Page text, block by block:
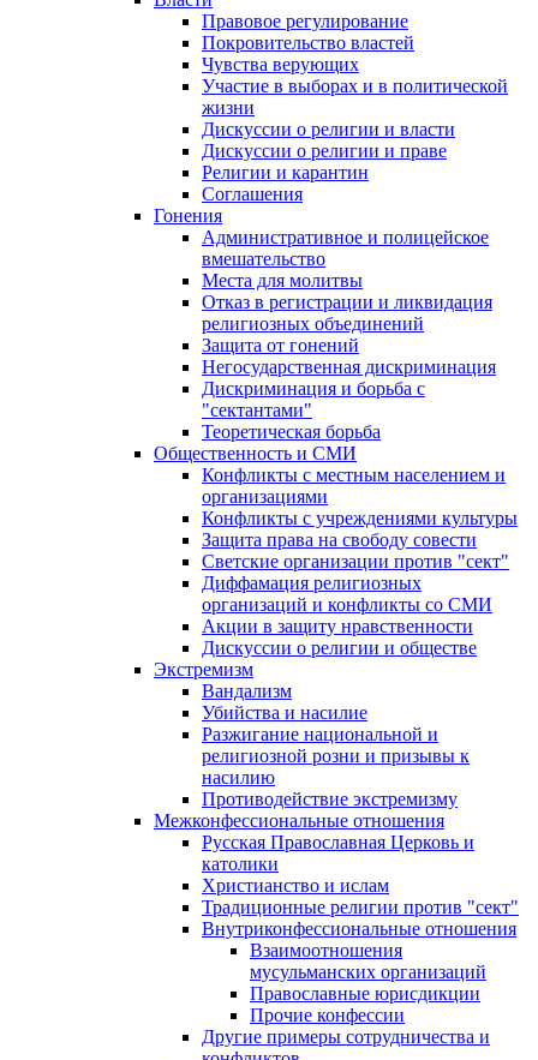
Правовое регулирование
Покровительство властей
Чувства верующих
Участие в выборах и в политической
жизни
Дискуссии о религии и власти
Дискуссии о религии и праве
Религии и карантин
Соглашения
Гонения
Административное и полицейское
вмешательство
Места для молитвы
Отказ в регистрации и ликвидация
религиозных объединений
Защита от гонений
Негосударственная дискриминация
Дискриминация и борьба с
"сектантами"
Теоретическая борьба
Общественность и СМИ
Конфликты с местным населением и
организациями
Конфликты с учреждениями культуры
Защита права на свободу совести
Светские организации против "сект"
Диффамация религиозных
организаций и конфликты со СМИ
Акции в защиту нравственности
Дискуссии о религии и обществе
Экстремизм
Вандализм
Убийства и насилие
Разжигание национальной и
религиозной розни и призывы к
насилию
Противодействие экстремизму
Межконфессиональные отношения
Русская Православная Церковь и
католики
Христианство и ислам
Традиционные религии против "сект"
Внутриконфессиональные отношения
Взаимоотношения
мусульманских организаций
Православные юрисдикции
Прочие конфессии
Другие примеры сотрудничества и